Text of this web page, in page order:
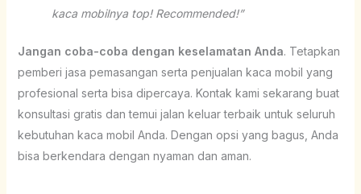
kaca mobilnya top! Recommended!”
Jangan coba-coba dengan keselamatan Anda. Tetapkan
pemberi jasa pemasangan serta penjualan kaca mobil yang
profesional serta bisa dipercaya. Kontak kami sekarang buat
konsultasi gratis dan temui jalan keluar terbaik untuk seluruh
kebutuhan kaca mobil Anda. Dengan opsi yang bagus, Anda
bisa berkendara dengan nyaman dan aman.